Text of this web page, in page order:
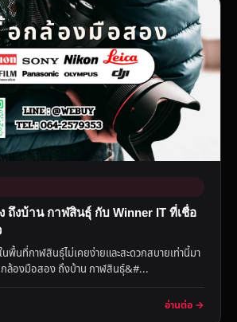
ถึงบ้าน กาฬสินธุ์ กับ Winner IT ที่เชื่อ
พื้นที่กาฬสินธุ์ไม่เคยง่ายและสะดวกสบายเท่านี้มา
ล้องมือสอง ถึงบ้าน กาฬสินธุ์&#...
อ่านต่อ →